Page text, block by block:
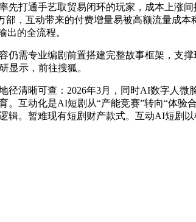
通手艺取贸易闭环的玩家，成本上涨
，互动带来的付费增量易被高额流量成
出的全流程。
专业编剧前置搭建完整故事框架，支
显示，前往搜狐。
晰可查：2026年3月，同时AI数字人微
互动化是AI短剧从“产能竞赛”转向“体验
。暂难现有短剧财产款式。互动AI短剧